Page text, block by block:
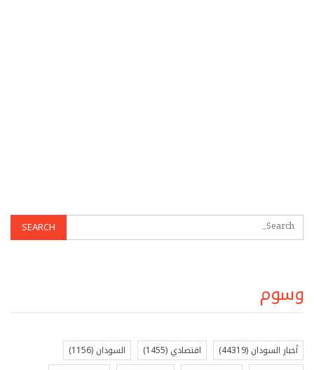
وسوم
أخبار السودان (44319) اقتصادي (1455) السودان (1156)